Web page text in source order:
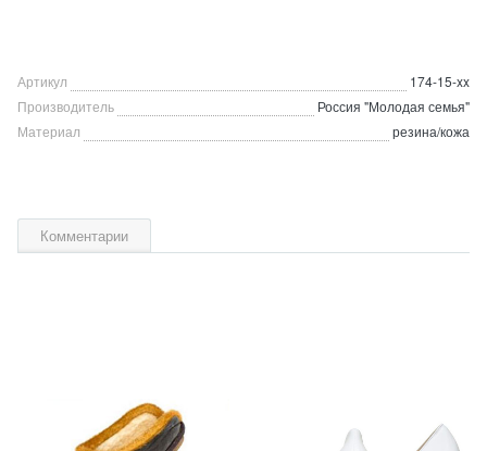
Артикул
174-15-xx
Производитель
Россия "Молодая семья"
Материал
резина/кожа
Комментарии